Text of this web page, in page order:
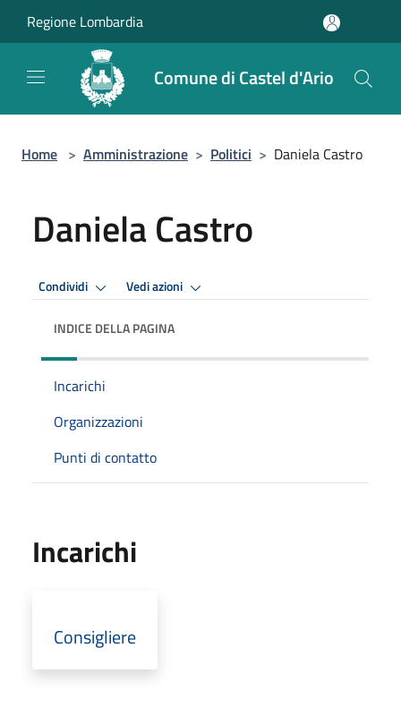
Regione Lombardia
Comune di Castel d'Ario
Home > Amministrazione > Politici > Daniela Castro
Daniela Castro
Condividi Vedi azioni
INDICE DELLA PAGINA
Incarichi
Organizzazioni
Punti di contatto
Incarichi
Consigliere